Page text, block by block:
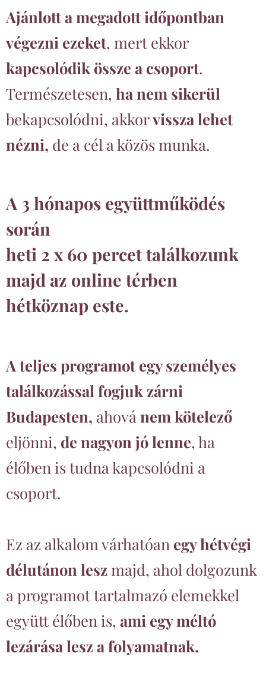
Ajánlott a megadott időpontban
végezni ezeket, mert ekkor
kapcsolódik össze a csoport.
Természetesen, ha nem sikerül
bekapcsolódni, akkorvissza lehet
nézni, de a cél a közös munka.
A 3 hónapos együttműködés
során
heti 2 x 60 percet találkozunk
majd az online térben
hétköznap este.
A teljes programot egy személyes
találkozással fogjuk zárni
Budapesten, ahová nem kötelező
eljönni, de nagyon jó lenne, ha
élőben is tudna kapcsolódni a
csoport.
Ez az alkalom várhatóan egy hétvégi
délutánon lesz majd, ahol dolgozunk
a programot tartalmazó elemekkel
együtt élőben is, ami egy méltó
lezárása lesz a folyamatnak.